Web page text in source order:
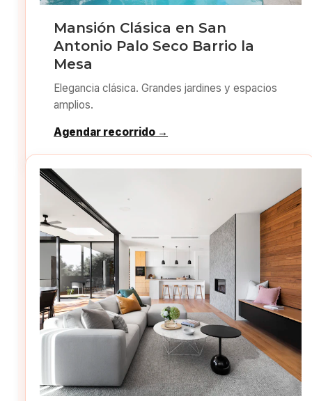
Mansión Clásica en San
Antonio Palo Seco Barrio la
Mesa
Elegancia clásica. Grandes jardines y espacios
amplios.
Agendar recorrido →